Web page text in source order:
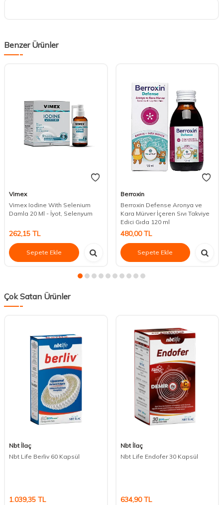
Benzer Ürünler
Vimex
Vimex Iodine With Selenium
Damla 20 Ml - İyot, Selenyum
262,15 TL
Sepete Ekle
Berroxin
Berroxin Defense Aronya ve
Kara Mürver İçeren Sıvı Takviye
Edici Gıda 120 ml
480,00TL
Sepete Ekle
Çok Satan Ürünler
Nbt İlaç
Nbt Life Berliv 60 Kapsül
1.039,35 TL
Nbt İlaç
Nbt Life Endofer 30 Kapsül
634,90TL